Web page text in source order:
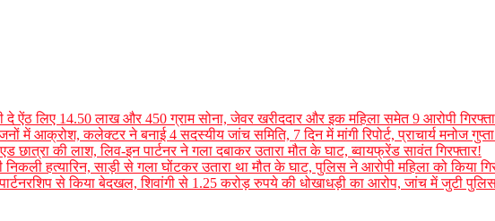
ऐंठ लिए 14.50 लाख और 450 ग्राम सोना, जेवर खरीददार और इक महिला समेत 9 आरोपी
में आक्रोश, कलेक्टर ने बनाई 4 सदस्यीय जांच समिति, 7 दिन में मांगी रिपोर्ट, प्राचार्य मनोज
छात्रा की लाश, लिव-इन पार्टनर ने गला दबाकर उतारा मौत के घाट, ब्वायफ्रेंड सावंत गिरफ्तार!
हत्यारिन, साड़ी से गला घोंटकर उतारा था मौत के घाट, पुलिस ने आरोपी महिला को किया
से किया बेदखल, शिवांगी से 1.25 करोड़ रुपये की धोखाधड़ी का आरोप, जांच में जुटी